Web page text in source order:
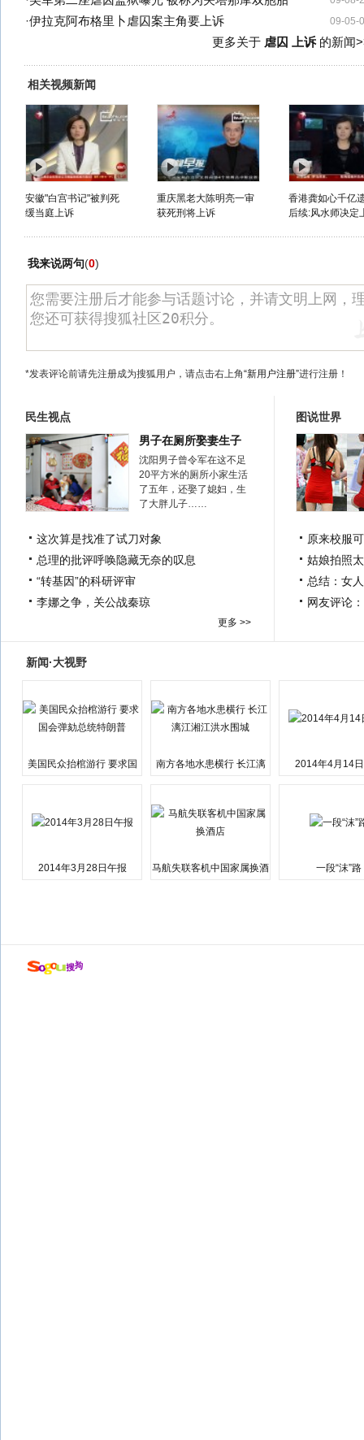
09-05-
·伊拉克阿布格里卜虐囚案主角要上诉
更多关于 虐囚 上诉的新闻
相关视频新闻
安徽"白宫书记"被判死
缓当庭上诉
重庆黑老大陈明亮一审
获死刑将上诉
香港龚如心千亿
后续:风水师决定
我来说两句(0)
*发表评论前请先注册成为搜狐用户，请点击右上角“新用户注册”进行注册！
民生视点
男子在厕所娶妻生子
沈阳男子曾令军在这不足
20平方米的厕所小家生活
了五年，还娶了媳妇，生
了大胖儿子……
这次算是找准了试刀对象
总理的批评呼唤隐藏无奈的叹息
“转基因”的科研评审
李娜之争，关公战秦琼
更多 >>
图说世界
原来校服
姑娘拍照
总结：女
网友评论
新闻·大视野
美国民众抬棺游行 要求国
南方各地水患横行 长江漓
2014年4月14
2014年3月28日午报
马航失联客机中国家属换酒
一段“沫”路